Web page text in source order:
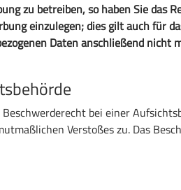
zu betreiben, so haben Sie das
einzulegen; dies gilt auch für
Daten anschließend
bei einer
Verstoßes zu. Das